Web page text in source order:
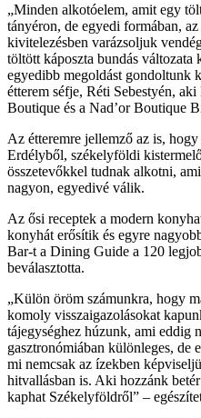
Minden alkotóelem, amit egy
tányéron, de egyedi formában,
kivitelezésben varázsoljuk
töltött káposzta bundás
egyedibb megoldást gondoltunk
étterem séfje, Réti Sebestyén,
Boutique és a Nad’or Boutique
Az étteremre jellemző az is,
Erdélyből, székelyföldi
összetevőkkel tudnak alkotni,
nagyon, egyedivé válik.
Az ősi receptek a modern
konyhát erősítik és egyre
Bar-t a Dining Guide a 120
beválasztotta.
Külön öröm számunkra, hogy
komoly visszaigazolásokat
tájegységhez húzunk, ami eddig
gasztronómiában különleges, de
mi nemcsak az ízekben
hitvallásban is. Aki hozzánk
kaphat Székelyföldről
–